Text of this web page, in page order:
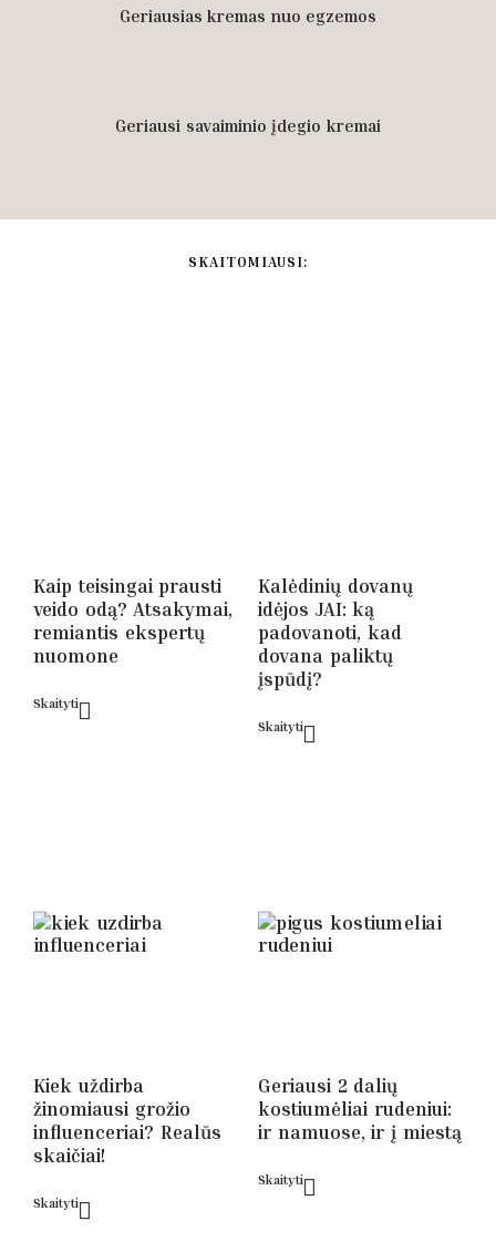
Geriausias kremas nuo egzemos
Geriausi savaiminio įdegio kremai
SKAITOMIAUSI:
Kaip teisingai prausti
veido odą? Atsakymai,
remiantis ekspertų
nuomone
Skaityti
Kalėdinių dovanų
idėjos JAI: ką
padovanoti, kad
dovana paliktų
įspūdį?
Skaityti
Kiek uždirba
žinomiausi grožio
influenceriai? Realūs
skaičiai!
Skaityti
Geriausi 2 dalių
kostiumėliai rudeniui:
ir namuose, ir į miestą
Skaityti